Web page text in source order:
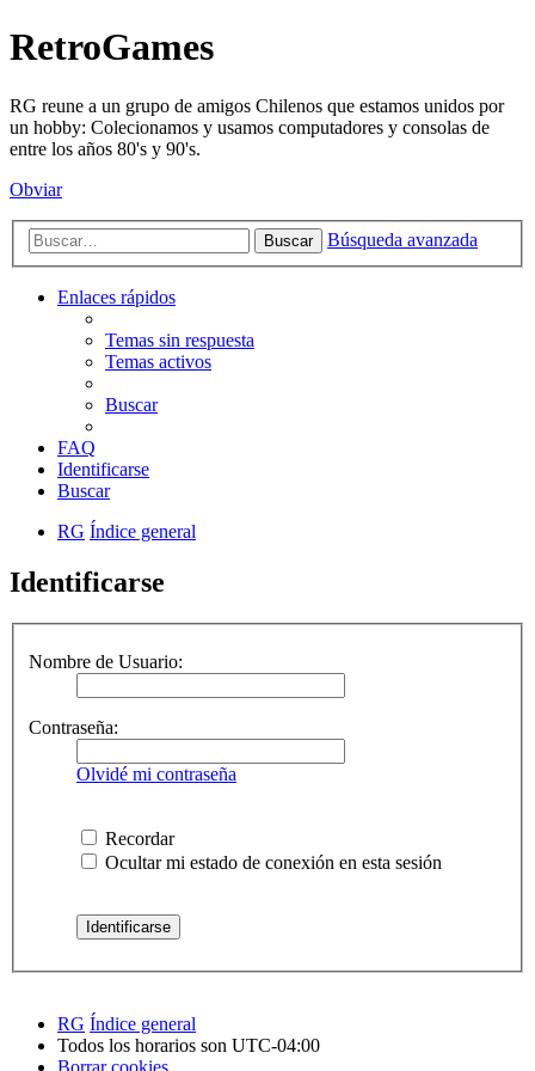
RetroGames
RG reune a un grupo de amigos Chilenos que estamos unidos por
un hobby: Colecionamos y usamos computadores y consolas de
entre los años 80's y 90's.
Obviar
Buscar Búsqueda avanzada
Enlaces rápidos
Temas sin respuesta
Temas activos
Buscar
FAQ
Identificarse
Buscar
RG Índice general
Identificarse
Nombre de Usuario:
Contraseña:
Olvidé mi contraseña
Recordar
Ocultar mi estado de conexión en esta sesión
RG Índice general
Todos los horarios son UTC-04:00
Borrar cookies